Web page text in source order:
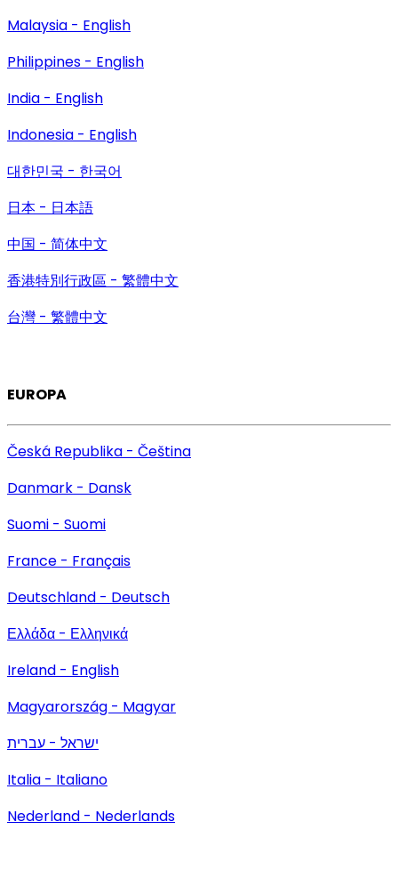
Malaysia - English
Philippines - English
India - English
Indonesia - English
대한민국 - 한국어
日本 - 日本語
中国 - 简体中文
香港特別行政區 - 繁體中文
台灣 - 繁體中文
EUROPA
Česká Republika - Čeština
Danmark - Dansk
Suomi - Suomi
France - Français
Deutschland - Deutsch
Ελλάδα - Ελληνικά
Ireland - English
Magyarország - Magyar
ישראל - עברית
Italia - Italiano
Nederland - Nederlands